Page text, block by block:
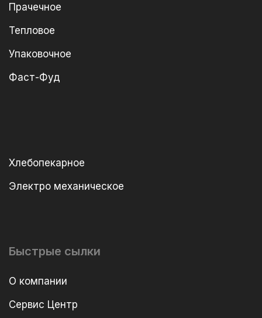
Прачечное
Тепловое
Упаковочное
Фаст-Фуд
Хлебопекарное
Электро механическое
Быстрые сылки
О компании
Сервис Центр